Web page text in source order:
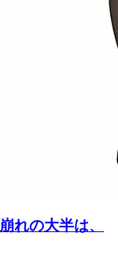
れの大半は、